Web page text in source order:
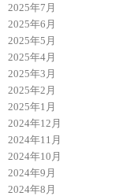
2025年7月
2025年6月
2025年5月
2025年4月
2025年3月
2025年2月
2025年1月
2024年12月
2024年11月
2024年10月
2024年9月
2024年8月